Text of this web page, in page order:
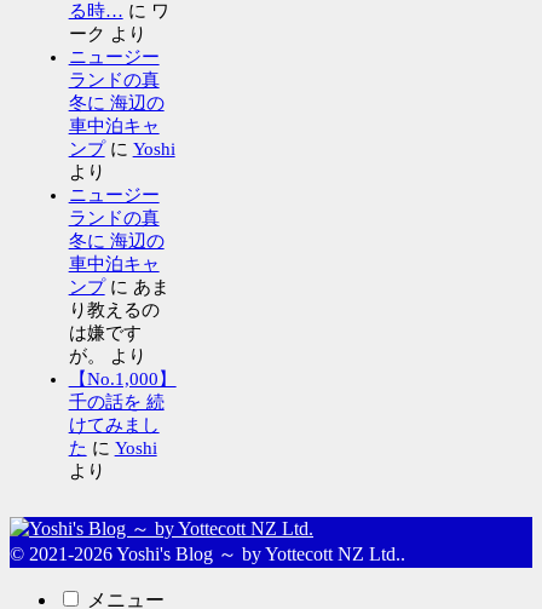
る時… に ワ
ーク より
ニュージー
ランドの真
冬に 海辺の
車中泊キャ
ンプに Yoshi
より
ニュージー
ランドの真
冬に 海辺の
車中泊キャ
ンプに あま
り教えるの
は嫌です
が。
より
【No.1,000】
千の話を 続
けてみまし
た に Yoshi
より
© 2021-2026 Yoshi's Blog ～ by Yottecott NZ Ltd..
メニュー